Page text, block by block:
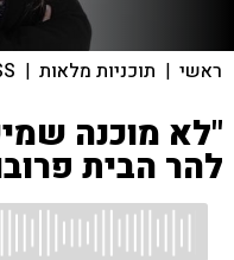
ראשי | תוכניות מלאות |
"לא מוכנה
להר הבית